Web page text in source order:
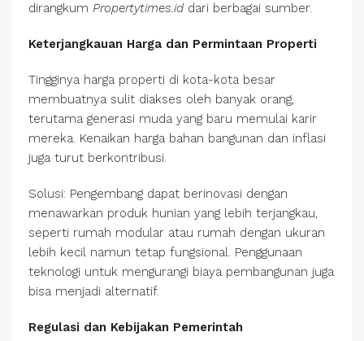
dirangkum Propertytimes.iddari berbagai sumber.
Keterjangkauan Harga dan Permintaan Properti
Tingginya harga properti di kota-kota besar
membuatnya sulit diakses oleh banyak orang,
terutama generasi muda yang baru memulai karir
mereka. Kenaikan harga bahan bangunan dan inflasi
juga turut berkontribusi.
Solusi: Pengembang dapat berinovasi dengan
menawarkan produk hunian yang lebih terjangkau,
seperti rumah modular atau rumah dengan ukuran
lebih kecil namun tetap fungsional. Penggunaan
teknologi untuk mengurangi biaya pembangunan juga
bisa menjadi alternatif.
Regulasi dan Kebijakan Pemerintah